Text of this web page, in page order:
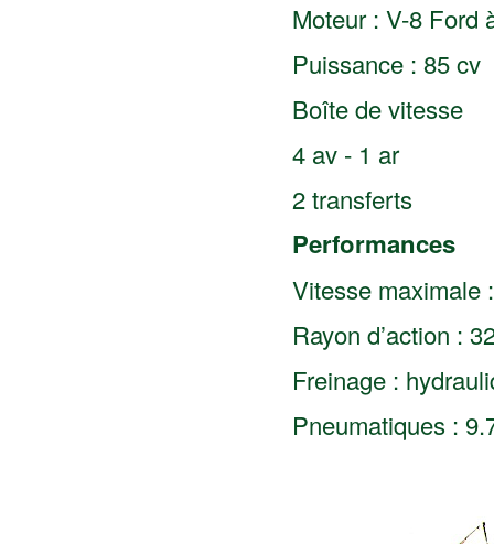
Moteur : V-8 Ford
Puissance : 85 cv
Boîte de vitesse
4 av - 1 ar
2 transferts
Performances
Vitesse maximale
Rayon d’action :
Freinage :
Pneumatiques :